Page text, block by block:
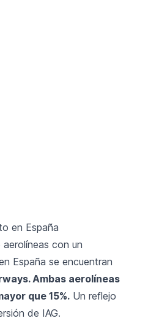
en España
con un
España se encuentran
Ambas aerolíneas
que 15%. Un reflejo
de IAG.